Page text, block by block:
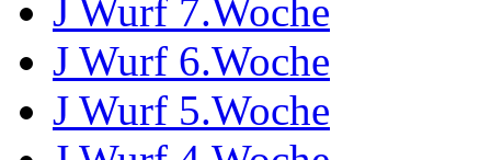
J Wurf 7.Woche
J Wurf 6.Woche
J Wurf 5.Woche